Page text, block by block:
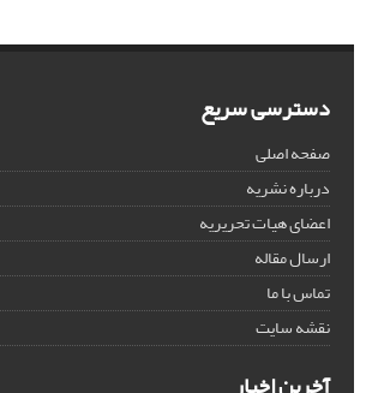
دسترسی سریع
صفحه اصلی
درباره نشریه
اعضای هیات تحریریه
ارسال مقاله
تماس با ما
نقشه سایت